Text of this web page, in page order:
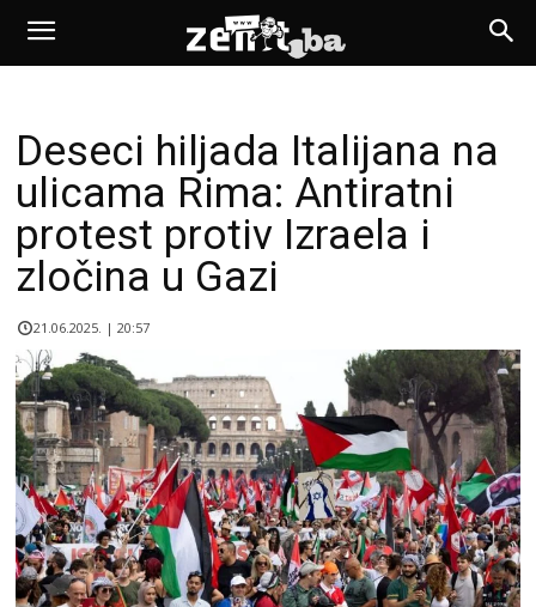
Deseci hiljada Italijana na
ulicama Rima: Antiratni
protest protiv Izraela i
zločina u Gazi
21.06.2025. | 20:57